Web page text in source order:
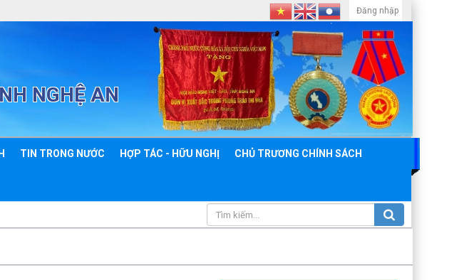
NGHỆ AN
TIN TRONG NƯỚC HỢP TÁC - HỮU NGHỊ CHỦ TRƯƠNG CHÍNH SÁCH
Đăng nhập